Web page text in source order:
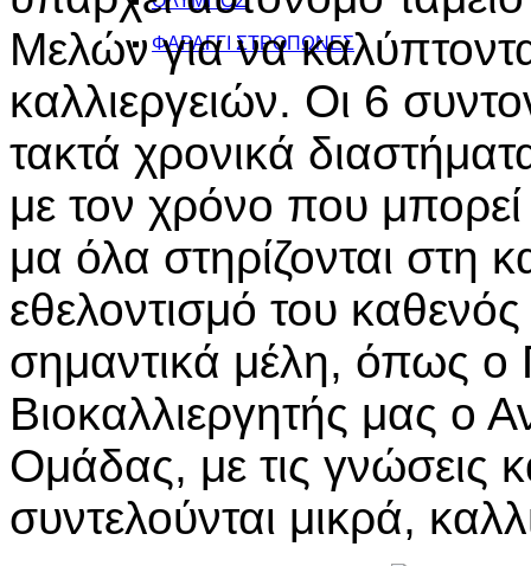
ΦΑΡΑΓΓΙ ΣΤΡΟΠΩΝΕΣ
Μελών για να
καλλιεργειών. Οι 6
τακτά χρονικά
με τον χρόνο που
μα όλα στηρίζονται στη
εθελοντισμό του
σημαντικά μέλη, όπως ο
Βιοκαλλιεργητής μας ο
Ομάδας, με τις γνώσεις
συντελούνται μικρά,